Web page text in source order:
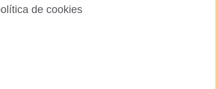
de cookies